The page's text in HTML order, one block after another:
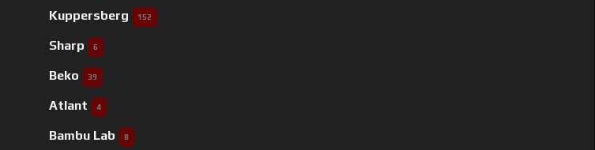
Kuppersberg 152
Sharp 6
Beko 39
Atlant 4
Bambu Lab 8